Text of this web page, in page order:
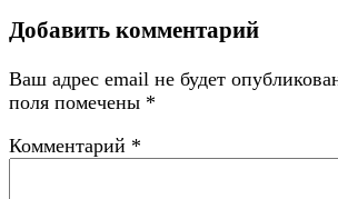
Добавить комментарий
Ваш адрес email не будет
поля помечены *
Комментарий *